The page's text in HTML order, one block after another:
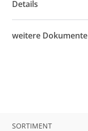
Details
weitere Dokumente
SORTIMENT